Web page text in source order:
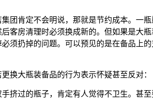
团肯定不会明说，那就是节约成本。一
客房清理时必须换成新的。但如果是大
须扔掉的问题。可以预见的是在备品上
换大瓶装备品的行为表示怀疑甚至反对：
挤过的瓶子，肯定有人觉得不卫生。甚